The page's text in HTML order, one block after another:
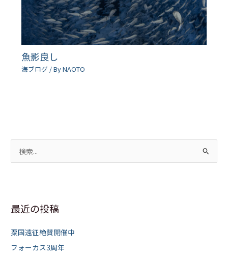
魚影良し
海ブログ / ByNAOTO
索
:最近の投稿
粟国遠征絶賛開催中
フォーカス3周年